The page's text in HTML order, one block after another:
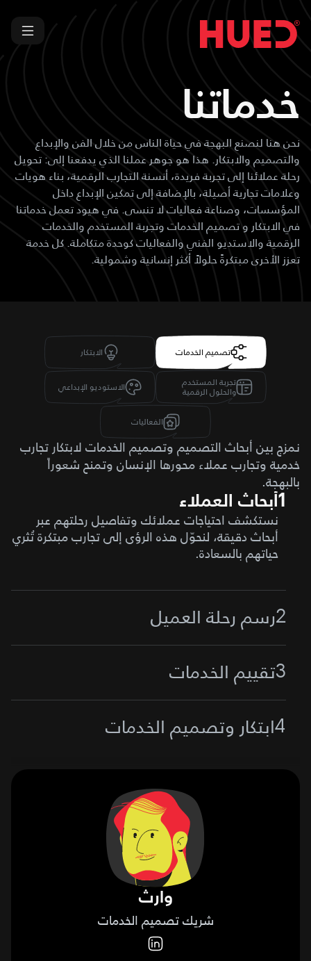
خدماتنا
نحن هنا لنصنع البهجة في حياة الناس من خلال الفن والإبداع
والتصميم والابتكار. هذا هو جوهر عملنا الذي يدفعنا إلى: تحويل
رحلة عملائنا إلى تجربة فريدة، أنسنة التجارب الرقمية، بناء هويات
وعلامات تجارية أصيلة، بالإضافة إلى تمكين الإبداع داخل
المؤسسات، وصناعة فعاليات لا تنسى. في هيود تعمل خدماتنا
في الابتكار و تصميم الخدمات وتجربة المستخدم والخدمات
الرقمية والاستديو الفني والفعاليات كوحدة متكاملة. كل خدمة
تعزز الأخرى مبتكرةً حلولاً أكثر إنسانية وشمولية.
تصميم الخدمات الابتكار
تجربة المستخدم
والحلول الرقمية الاستوديو الإبداعي
الفعاليات
نمزج بين أبحاث التصميم وتصميم الخدمات لابتكار تجارب
خدمية وتجارب عملاء محورها الإنسان وتمنح شعوراً
بالبهجة.
1 أبحاث العملاء
نستكشف احتياجات عملائك وتفاصيل رحلتهم عبر
أبحاث دقيقة، لنحوّل هذه الرؤى إلى تجارب مبتكرة تُثري
حياتهم بالسعادة.
2رسم رحلة العميل
3تقييم الخدمات
4ابتكار وتصميم الخدمات
وارث
شريك تصميم الخدمات